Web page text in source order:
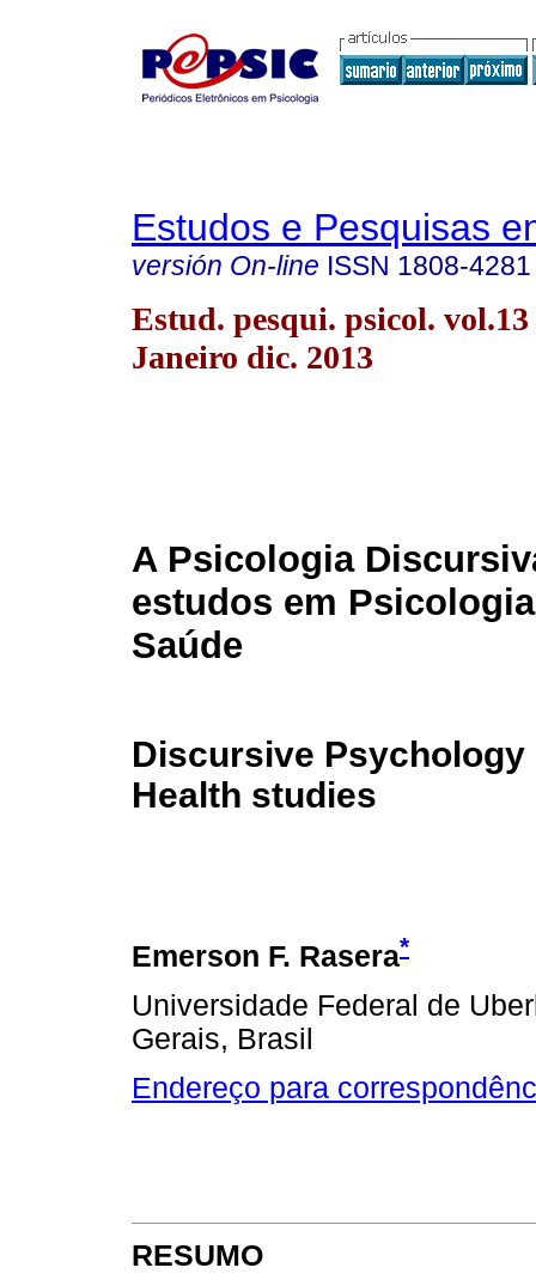
Estudos e Pesquisas
versión On-line ISSN 1808-4281
Estud. pesqui. psicol.
Janeiro dic. 2013
A Psicologia
estudos em
Saúde
Discursive
Health studies
Emerson F. Rasera*
Universidade Federal de
Gerais, Brasil
Endereço para
RESUMO